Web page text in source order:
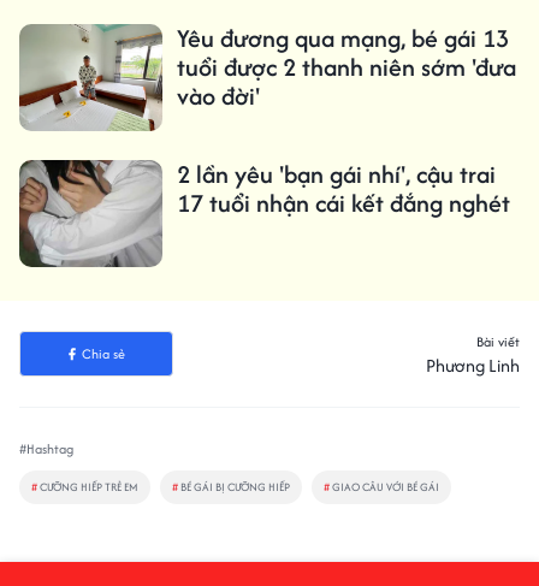
Yêu đương qua mạng, bé gái 13
tuổi được 2 thanh niên sớm 'đưa
vào đời'
2 lần yêu 'bạn gái nhí', cậu trai
17 tuổi nhận cái kết đắng nghét
Chia sẻ
Bài viết
Phương Linh
#Hashtag
#CƯỠNG HIẾP TRẺ EM # BÉ GÁI BỊ CƯỠNG HIẾP #GIAO CÂU VỚI BÉ GÁI